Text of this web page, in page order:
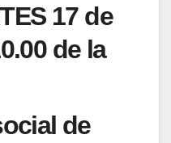
17 de
de la
de